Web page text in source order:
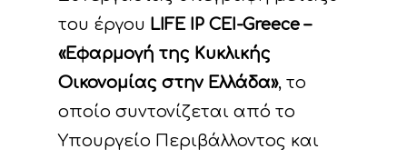
του έργου LIFE IP CEI-Greece –
«Εφαρμογή της Κυκλικής
Οικονομίας στην Ελλάδα», το
οποίο συντονίζεται από το
Υπουργείο Περιβάλλοντος και